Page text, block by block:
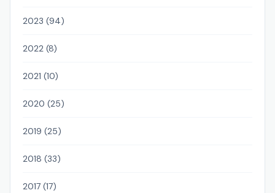
2023 (94)
2022 (8)
2021 (10)
2020 (25)
2019 (25)
2018 (33)
2017 (17)